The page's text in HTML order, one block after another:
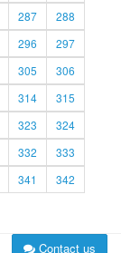
287
288
296
297
305
306
314
315
323
324
332
333
341
342
Contact us